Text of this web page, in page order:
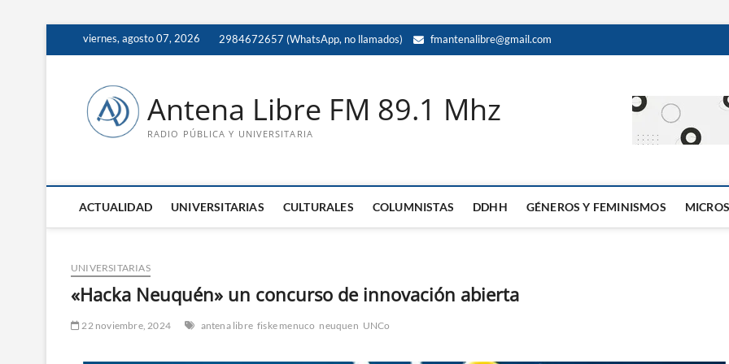
viernes, agosto 07, 2026 2984672657 (WhatsApp, no llamados) fmantenalibre@gmail.com
Antena Libre FM 89.1 Mhz
RADIO PÚBLICA Y UNIVERSITARIA
ACTUALIDAD UNIVERSITARIAS CULTURALES COLUMNISTAS DDHH GÉNEROS Y FEMINISMOS MICROS
UNIVERSITARIAS
«Hacka Neuquén» un concurso de innovación abierta
22 noviembre, 2024 antena libre fiske menuco neuquen UNCo